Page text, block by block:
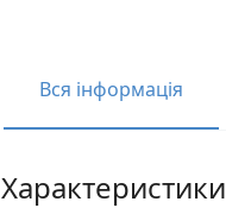
Вся інформація
Характеристики